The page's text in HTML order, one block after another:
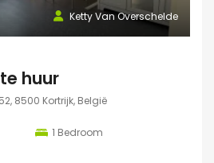
Ketty Van Overschelde
huur
8500 Kortrijk, België
1 Bedroom